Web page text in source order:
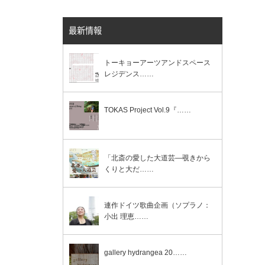
最新情報
トーキョーアーツアンドスペース
レジデンス……
TOKAS Project Vol.9『……
「北斎の愛した大道芸―覗きから
くりと大だ……
連作ドイツ歌曲企画（ソプラノ：
小出 理恵……
gallery hydrangea 20……